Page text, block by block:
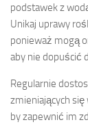
podstawek z
Unikaj uprawy
ponieważ mogą
aby nie dopuścić
Regularnie
zmieniających
by zapewnić im